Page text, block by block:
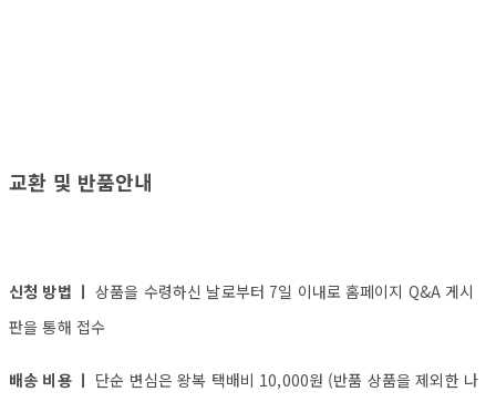
교환 및 반품안내
신청 방법 ㅣ상품을 수령하신 날로부터 7일 이내로 홈페이지 Q&A 게시
판을 통해 접수
배송 비용 ㅣ 단순 변심은 왕복 택배비 10,000원 (반품 상품을 제외한 나